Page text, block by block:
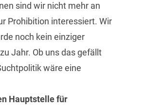
sind wir nicht mehr an
Prohibition interessiert. Wir
noch kein einziger
Jahr. Ob uns das gefällt
wäre eine
Hauptstelle für